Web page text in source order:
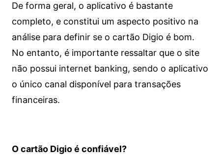
De forma geral, o aplicativo é bastante
completo, e constitui um aspecto positivo na
análise para definir se o cartão Digio é bom.
No entanto, é importante ressaltar que o site
não possui internet banking, sendo o aplicativo
o único canal disponível para transações
financeiras.
O cartão Digio é confiável?